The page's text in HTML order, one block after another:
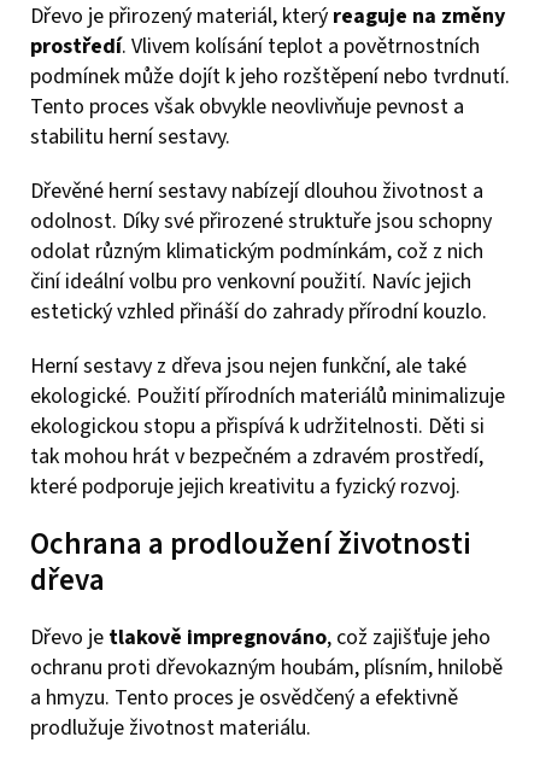
Dřevo je přirozený materiál, který reaguje na změny
prostředí. Vlivem kolísání teplot a povětrnostních
podmínek může dojít k jeho rozštěpení nebo tvrdnutí.
Tento proces však obvykle neovlivňuje pevnost a
stabilitu herní sestavy.
Dřevěné herní sestavy nabízejí dlouhou životnost a
odolnost. Díky své přirozené struktuře jsou schopny
odolat různým klimatickým podmínkám, což z nich
činí ideální volbu pro venkovní použití. Navíc jejich
estetický vzhled přináší do zahrady přírodní kouzlo.
Herní sestavy z dřeva jsou nejen funkční, ale také
ekologické. Použití přírodních materiálů minimalizuje
ekologickou stopu a přispívá k udržitelnosti. Děti si
tak mohou hrát v bezpečném a zdravém prostředí,
které podporuje jejich kreativitu a fyzický rozvoj.
Ochrana a prodloužení životnosti
dřeva
Dřevo je tlakově impregnováno, což zajišťuje jeho
ochranu proti dřevokazným houbám, plísním, hnilobě
a hmyzu. Tento proces je osvědčený a efektivně
prodlužuje životnost materiálu.